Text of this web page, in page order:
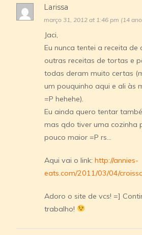
Larissa
março 31, 2012 at 1:46 pm (14
Jaci,
Eu nunca tentei a receita de
outras receitas de tortas e
todas deram muito certas
um pouquinho aqui e ali às
=P hehehe).
Eu ainda quero tentar
mas qdo tiver uma cozinha
pouco maior =P rs…
Aqui vai o link:http://annies-
eats.com/2011/03/04/
Adoro o site de vcs! =]
trabalho!